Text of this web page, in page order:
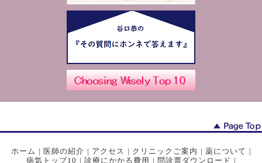
ホーム | 医師の紹介 | アクセス | クリニックご案内 | 薬について |
病気トップ10 | 診療にかかる費用 | 問診票ダウンロード |